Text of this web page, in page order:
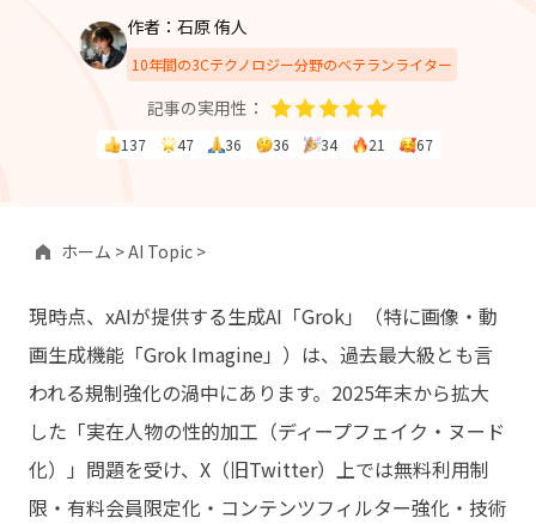
作者：石原 侑人
10年間の3Cテクノロジー分野のベテランライター
記事の実用性：
137 47 36 36 34 21 67
ホーム >AI Topic >
現時点、xAIが提供する生成AI「Grok」（特に画像・動
画生成機能「Grok Imagine」）は、過去最大級とも言
われる規制強化の渦中にあります。2025年末から拡大
した「実在人物の性的加工（ディープフェイク・ヌード
化）」問題を受け、X（旧Twitter）上では無料利用制
限・有料会員限定化・コンテンツフィルター強化・技術